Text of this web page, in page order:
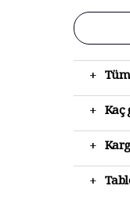
+
+ Kaç
+
+